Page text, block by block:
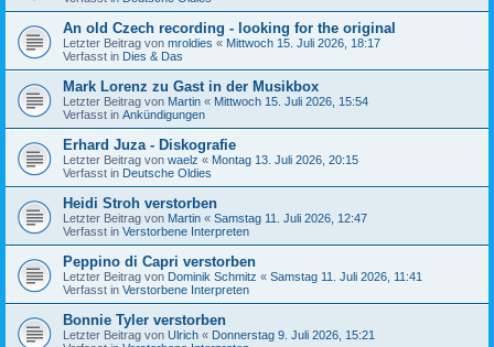
An old Czech recording - looking for the original
Letzter Beitrag von mroldies « Mittwoch 15. Juli 2026, 18:17
Verfasst in Dies & Das
Mark Lorenz zu Gast in der Musikbox
Letzter Beitrag von Martin « Mittwoch 15. Juli 2026, 15:54
Verfasst in Ankündigungen
Erhard Juza - Diskografie
Letzter Beitrag von waelz « Montag 13. Juli 2026, 20:15
Verfasst in Deutsche Oldies
Heidi Stroh verstorben
Letzter Beitrag von Martin « Samstag 11. Juli 2026, 12:47
Verfasst in Verstorbene Interpreten
Peppino di Capri verstorben
Letzter Beitrag von Dominik Schmitz « Samstag 11. Juli 2026, 11:41
Verfasst in Verstorbene Interpreten
Bonnie Tyler verstorben
Letzter Beitrag von Ulrich « Donnerstag 9. Juli 2026, 15:21